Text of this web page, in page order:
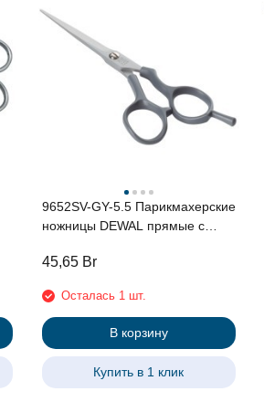
9652SV-GY-5.5 Парикмахерские
ножницы DEWAL прямые с
45,65 Br
Осталась 1 шт.
В корзину
Купить в 1 клик